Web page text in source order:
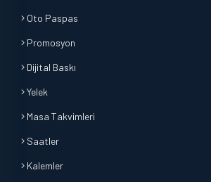
Oto Paspas
Promosyon
Dijital Baskı
Yelek
Masa Takvimleri
Saatler
Kalemler